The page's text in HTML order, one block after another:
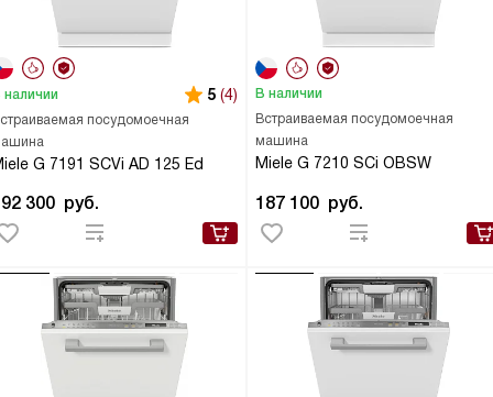
посудомоечная
G 7191 SCVi AD 125 Ed
наличии 5 (4)
300 руб.
Встраиваемая посудомоечная
машина
Miele G 7210 SCi OBSW
В наличии
187 100 руб.